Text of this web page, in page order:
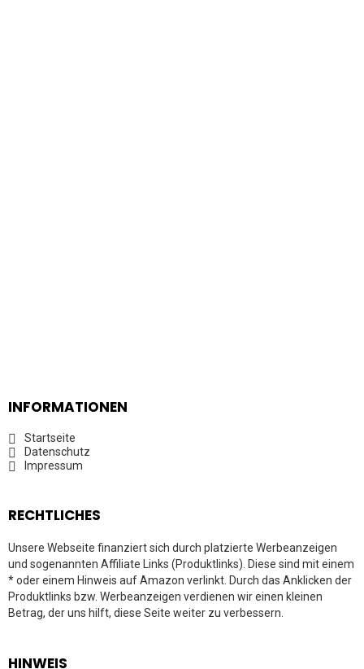
INFORMATIONEN
Startseite
Datenschutz
Impressum
RECHTLICHES
Unsere Webseite finanziert sich durch platzierte Werbeanzeigen
und sogenannten Affiliate Links (Produktlinks). Diese sind mit einem
* oder einem Hinweis auf Amazon verlinkt. Durch das Anklicken der
Produktlinks bzw. Werbeanzeigen verdienen wir einen kleinen
Betrag, der uns hilft, diese Seite weiter zu verbessern.
HINWEIS